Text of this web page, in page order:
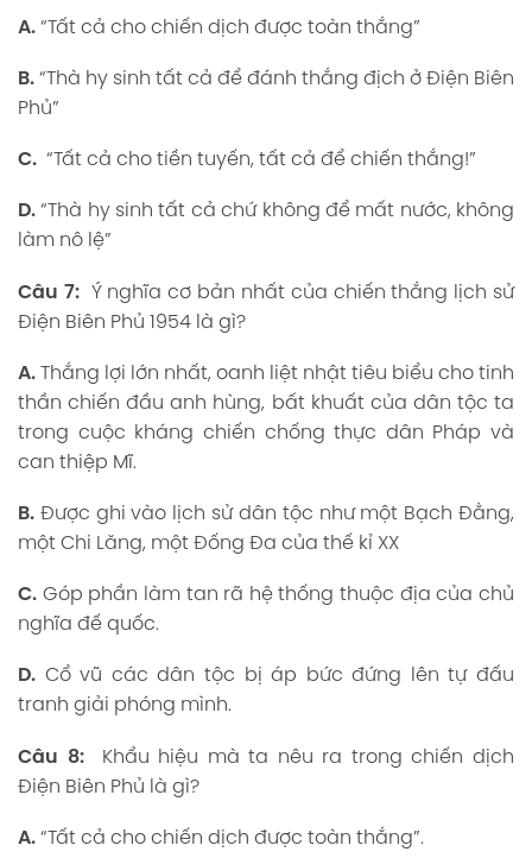
A. “Tất cả cho chiến dịch được toàn thắng”
B. “Thà hy sinh tất cả để đánh thắng địch ở Điện Biên
Phủ”
C. “Tất cả cho tiền tuyến, tất cả để chiến thắng!”
D.“Thà hy sinh tất cả chứ không để mất nước, không
làm nô lệ”
Câu 7:Ý nghĩa cơ bản nhất của chiến thắng lịch sử
Điện Biên Phủ 1954 là gì?
A. Thắng lợi lớn nhất, oanh liệt nhật tiêu biểu cho tinh
thần chiến đầu anh hùng, bất khuất của dân tộc ta
trong cuộc kháng chiến chống thực dân Pháp và
can thiệp Mĩ.
B. Được ghi vào lịch sử dân tộc như một Bạch Đằng,
một Chi Lăng, một Đống Đa của thế kỉ XX
C. Góp phần làm tan rã hệ thống thuộc địa của chủ
nghĩa đế quốc.
D. Cổ vũ các dân tộc bị áp bức đứng lên tự đấu
tranh giải phóng mình.
Câu 8:Khẩu hiệu mà ta nêu ra trong chiến dịch
Điện Biên Phủ là gì?
A. “Tất cả cho chiến dịch được toàn thắng”.